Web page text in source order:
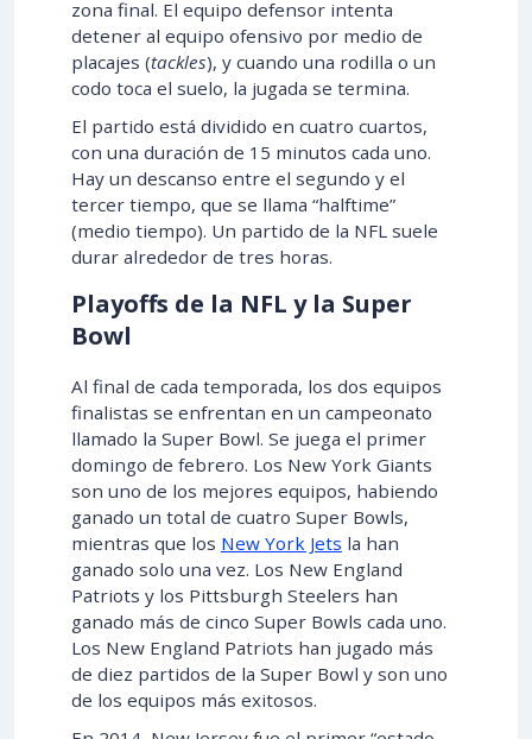
zona final. El equipo defensor intenta
detener al equipo ofensivo por medio de
placajes (tackles), y cuando una rodilla o un
codo toca el suelo, la jugada se termina.
El partido está dividido en cuatro cuartos,
con una duración de 15 minutos cada uno.
Hay un descanso entre el segundo y el
tercer tiempo, que se llama “halftime”
(medio tiempo). Un partido de la NFL suele
durar alrededor de tres horas.
Playoffs de la NFL y la Super
Bowl
Al final de cada temporada, los dos equipos
finalistas se enfrentan en un campeonato
llamado la Super Bowl. Se juega el primer
domingo de febrero. Los New York Giants
son uno de los mejores equipos, habiendo
ganado un total de cuatro Super Bowls,
mientras que los New York Jets la han
ganado solo una vez. Los New England
Patriots y los Pittsburgh Steelers han
ganado más de cinco Super Bowls cada uno.
Los New England Patriots han jugado más
de diez partidos de la Super Bowl y son uno
de los equipos más exitosos.